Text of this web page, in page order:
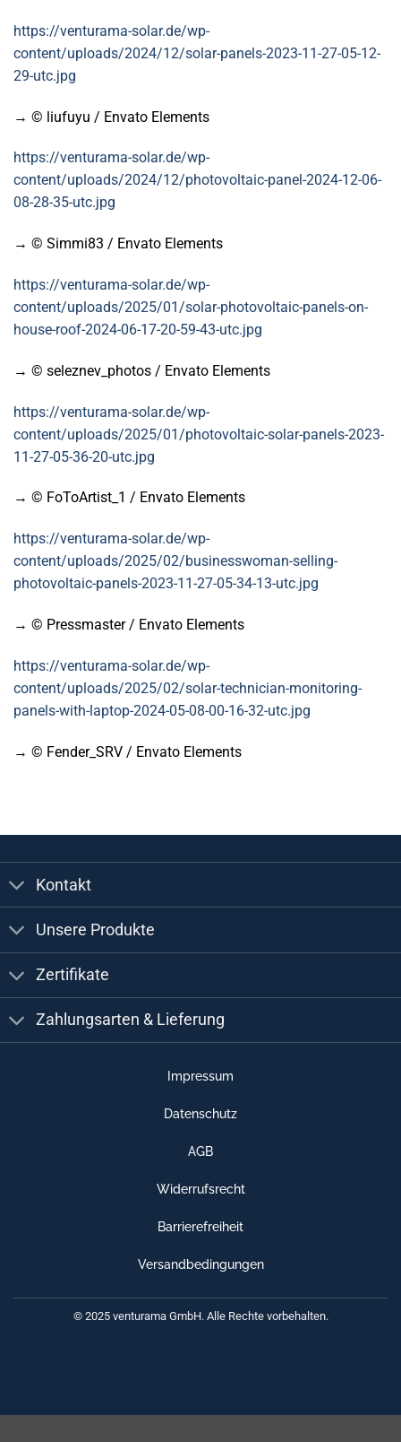
https://venturama-solar.de/wp-
content/uploads/2024/12/solar-panels-2023-11-27-05-12-
29-utc.jpg
→ © liufuyu / Envato Elements
https://venturama-solar.de/wp-
content/uploads/2024/12/photovoltaic-panel-2024-12-06-
08-28-35-utc.jpg
→ © Simmi83 / Envato Elements
https://venturama-solar.de/wp-
content/uploads/2025/01/solar-photovoltaic-panels-on-
house-roof-2024-06-17-20-59-43-utc.jpg
→ © seleznev_photos / Envato Elements
https://venturama-solar.de/wp-
content/uploads/2025/01/photovoltaic-solar-panels-2023-
11-27-05-36-20-utc.jpg
→ © FoToArtist_1 / Envato Elements
https://venturama-solar.de/wp-
content/uploads/2025/02/businesswoman-selling-
photovoltaic-panels-2023-11-27-05-34-13-utc.jpg
→ © Pressmaster / Envato Elements
https://venturama-solar.de/wp-
content/uploads/2025/02/solar-technician-monitoring-
panels-with-laptop-2024-05-08-00-16-32-utc.jpg
→ © Fender_SRV / Envato Elements
Kontakt
Unsere Produkte
Zertifikate
Zahlungsarten & Lieferung
Impressum
Datenschutz
AGB
Widerrufsrecht
Barrierefreiheit
Versandbedingungen
© 2025 venturama GmbH. Alle Rechte vorbehalten.